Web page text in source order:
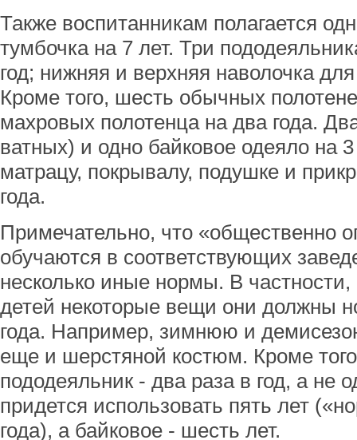
Также воспитанникам полагается
тумбочка на 7 лет. Три
год; нижняя и верхняя наволочка
Кроме того, шесть обычных
махровых полотенца на два года.
ватных) и одно байковое одеяло на
матрацу, покрывалу, подушке и
года.
Примечательно, что «общественно
обучаются в соответствующих
несколько иные нормы. В
детей некоторые вещи они должны
года. Например, зимнюю и
еще и шерстяной костюм. Кроме
пододеяльник - два раза в год, а не
придется использовать пять лет
года), а байковое - шесть лет.